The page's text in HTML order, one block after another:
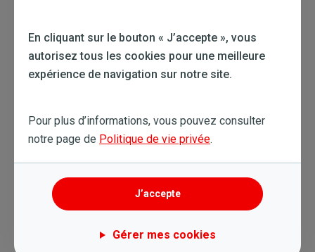
Isolation
En savoir plus
En cliquant sur le bouton « J’accepte », vous
autorisez tous les cookies pour une meilleure
expérience de navigation sur notre site.
Pour plus d’informations, vous pouvez consulter
notre page de Politique de vie privée.
J’accepte
Gérer mes cookies